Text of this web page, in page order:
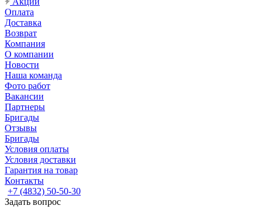
Оплата
Доставка
Возврат
Компания
О компании
Новости
Наша команда
Фото работ
Вакансии
Партнеры
Бригады
Отзывы
Бригады
Условия оплаты
Условия доставки
Гарантия на товар
Контакты
+7 (4832) 50-50-30
Задать вопрос